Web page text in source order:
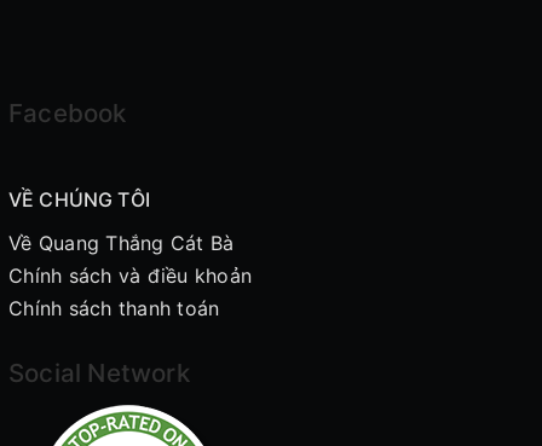
Facebook
VỀ CHÚNG TÔI
Về Quang Thắng Cát Bà
Chính sách và điều khoản
Chính sách thanh toán
Social Network